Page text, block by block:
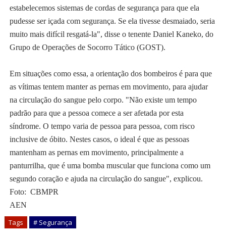
estabelecemos sistemas de cordas de segurança para que ela
pudesse ser içada com segurança. Se ela tivesse desmaiado, seria
muito mais difícil resgatá-la", disse o tenente Daniel Kaneko, do
Grupo de Operações de Socorro Tático (GOST).
Em situações como essa, a orientação dos bombeiros é para que
as vítimas tentem manter as pernas em movimento, para ajudar
na circulação do sangue pelo corpo. "Não existe um tempo
padrão para que a pessoa comece a ser afetada por esta
síndrome. O tempo varia de pessoa para pessoa, com risco
inclusive de óbito. Nestes casos, o ideal é que as pessoas
mantenham as pernas em movimento, principalmente a
panturrilha, que é uma bomba muscular que funciona como um
segundo coração e ajuda na circulação do sangue", explicou.
Foto: CBMPR
AEN
Tags # Segurança